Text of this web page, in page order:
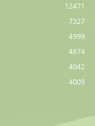
12471
7327
4999
4874
4042
4009